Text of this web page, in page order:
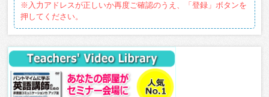
※入力アドレスが正しいか再度ご確認のうえ、「登録」ボタンを
押してください。